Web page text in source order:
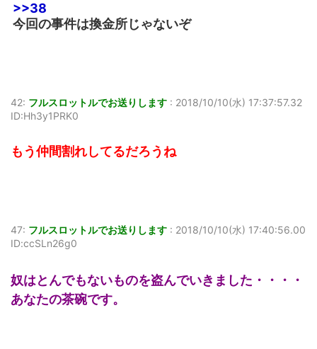
>>38
今回の事件は換金所じゃないぞ
42: フルスロットルでお送りします : 2018/10/10(水) 17:37:57.32
ID:Hh3y1PRK0
もう仲間割れしてるだろうね
47: フルスロットルでお送りします : 2018/10/10(水) 17:40:56.00
ID:ccSLn26g0
奴はとんでもないものを盗んでいきました・・・・
あなたの茶碗です。